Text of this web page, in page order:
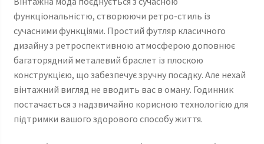
6
270 ₴.
4
389 ₴.
функціональністю, створюючи ретро-стиль із
сучасними функціями. Простий футляр класичного
дизайну з ретроспективною атмосферою доповнює
багаторядний металевий браслет із плоскою
конструкцією, що забезпечує зручну посадку. Але нехай
вінтажний вигляд не вводить вас в оману. Годинник
постачається з надзвичайно корисною технологією для
підтримки вашого здорового способу життя.